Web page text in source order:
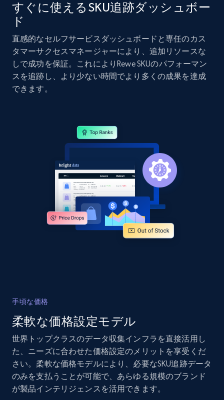
Sku, Product id, Product name, Manufacturer,
and more.
2.1K+ 355+ 今すぐ始める
Home Depot US - Discover products by
Sku, Product id, Product name, Manufacturer,
2.1K+ 355+ 今すぐ始める
Home Depot US - Discover products by
specified UPC
Home Depot US - Discovery products by
specific category URL
URL, Domain, Country code, Model number,
Sku, Product id, Product name, Manufacturer,
and more.
すぐに使えるSKU追跡ダッシュボー
ド
直感的なセルフサービスダッシュボードと専任のカス
タマーサクセスマネージャーにより、追加リソースな
しで成功を保証。これによりRewe SKUのパフォーマン
スを追跡し、より少ない時間でより多くの成果を達成
できます。
手頃な価格
柔軟な価格設定モデル
世界トップクラスのデータ収集インフラを直接活用し
た、ニーズに合わせた価格設定のメリットを享受くだ
さい。柔軟な価格モデルにより、必要なSKU追跡データ
のみを支払うことが可能で、あらゆる規模のブランド
が製品インテリジェンスを活用できます。